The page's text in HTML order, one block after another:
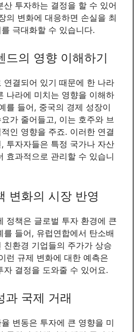
산 투자하는 결정을 할 수 있어
의 변화에 대응하면 손실을 최
극대화할 수 있습니다.
드의 영향 이해하기
연결되어 있기 때문에 한 나라
나라에 미치는 영향을 이해하
를 들어, 중국의 경제 성장이
가 줄어들고, 이는 호주와 브
인 영향을 주죠. 이러한 연결
투자자들은 특정 국가나 자산
효과적으로 관리할 수 있습니
변화의 시장 반영
정책은 글로벌 투자 환경에 큰
를 들어, 유럽연합에서 탄소배
친환경 기업들의 주가가 상승
런 규제 변화에 대한 예측은
자 결정을 도와줄 수 있어요.
과 국제 거래
변동은 투자에 큰 영향을 미